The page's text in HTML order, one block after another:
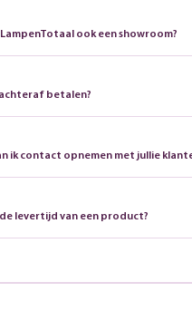
ook een showroom?
achteraf betalen?
ik contact opnemen met jullie
levertijd van een product?